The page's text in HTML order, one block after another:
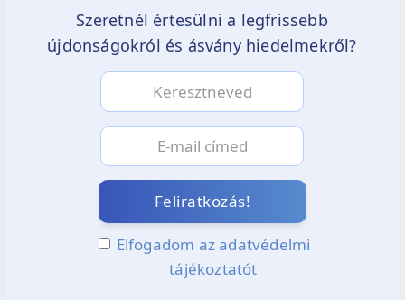
Szeretnél értesülni a legfrissebb
újdonságokról és ásvány hiedelmekről?
Feliratkozás!
Elfogadom az adatvédelmi
tájékoztatót